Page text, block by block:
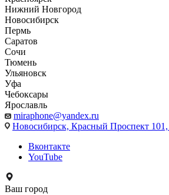
Нижний Новгород
Новосибирск
Пермь
Саратов
Сочи
Тюмень
Ульяновск
Уфа
Чебоксары
Ярославль
miraphone@yandex.ru
Новосибирск, Красный Проспект
Вконтакте
YouTube
Ваш город